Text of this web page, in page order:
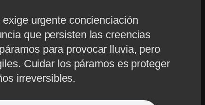
urgente concienciación
que persisten las creencias
para provocar lluvia, pero
Cuidar los páramos es proteger
irreversibles.